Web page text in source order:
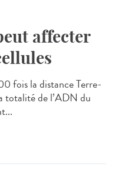
affecter
fois la distance Terre-
totalité de l’ADN du